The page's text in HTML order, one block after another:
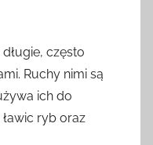
często
Ruchy nimi są
ich do
ryb oraz